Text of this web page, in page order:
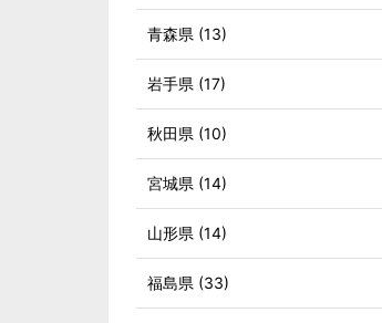
青森県 (13)
岩手県 (17)
秋田県 (10)
宮城県 (14)
山形県 (14)
福島県 (33)